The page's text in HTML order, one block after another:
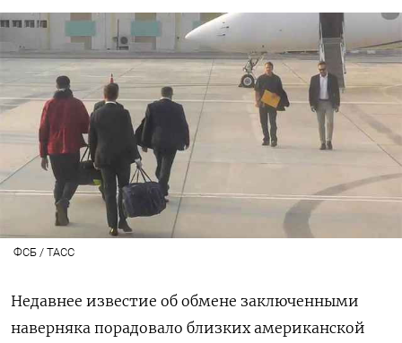
ФСБ / ТАСС
Недавнее известие об обмене заключенными
наверняка порадовало близких американской